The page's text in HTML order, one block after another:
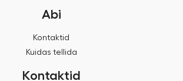
Abi
Kontaktid
Kuidas tellida
Kontaktid